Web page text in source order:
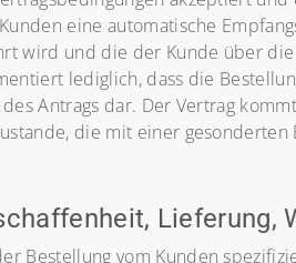
eine automatische
wird und die der Kunde über die
lediglich, dass die
Antrags dar. Der Vertrag
die mit einer gesonderten
Lieferung,
Bestellung vom Kunden